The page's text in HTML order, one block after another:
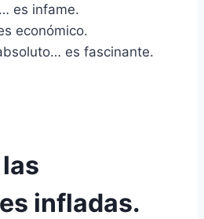
es infame.
económico.
es fascinante.
infladas.